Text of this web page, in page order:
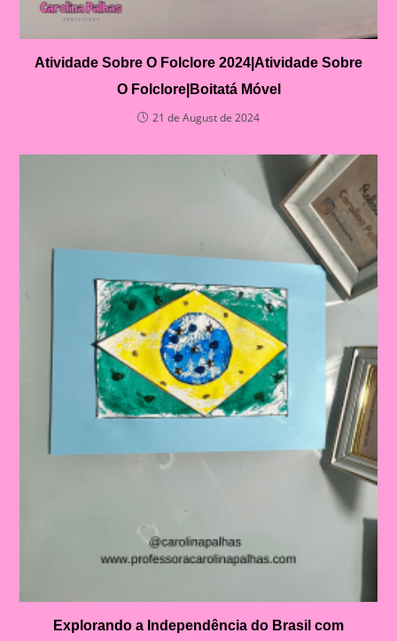
Atividade Sobre O Folclore 2024|Atividade Sobre
O Folclore|Boitatá Móvel
21 de August de 2024
Explorando a Independência do Brasil com